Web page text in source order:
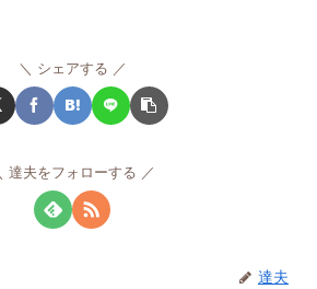
シェアする
達夫をフォローする
達夫